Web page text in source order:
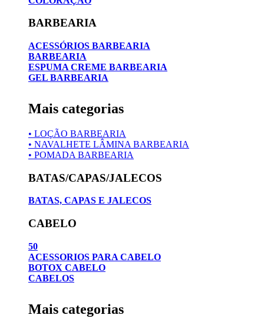
BARBEARIA
ACESSÓRIOS BARBEARIA
BARBEARIA
ESPUMA CREME BARBEARIA
GEL BARBEARIA
Mais categorias
• LOÇÃO BARBEARIA
• NAVALHETE LÂMINA BARBEARIA
• POMADA BARBEARIA
BATAS/CAPAS/JALECOS
BATAS, CAPAS E JALECOS
CABELO
50
ACESSORIOS PARA CABELO
BOTOX CABELO
CABELOS
Mais categorias